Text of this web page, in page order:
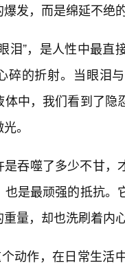
发，而是绵延不绝
泪”，是人性中最
碎的折射。当眼泪
中，我们看到了
。
是吞噬了多少不甘，
也是最顽强的抵抗
量，却也洗刷着内
个动作，在日常生